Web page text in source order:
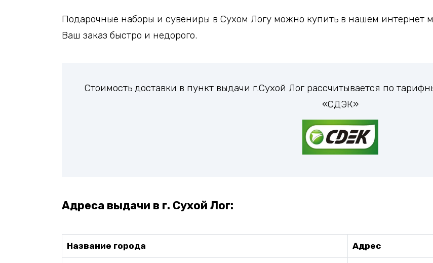
Подарочные наборы и сувениры в Сухом Логу можно купить в нашем интернет
Ваш заказ быстро и недорого.
Стоимость доставки в пункт выдачи г.Сухой Лог рассчитывается по
«СДЭК»
Адреса выдачи в г. Сухой Лог:
Название города Адрес